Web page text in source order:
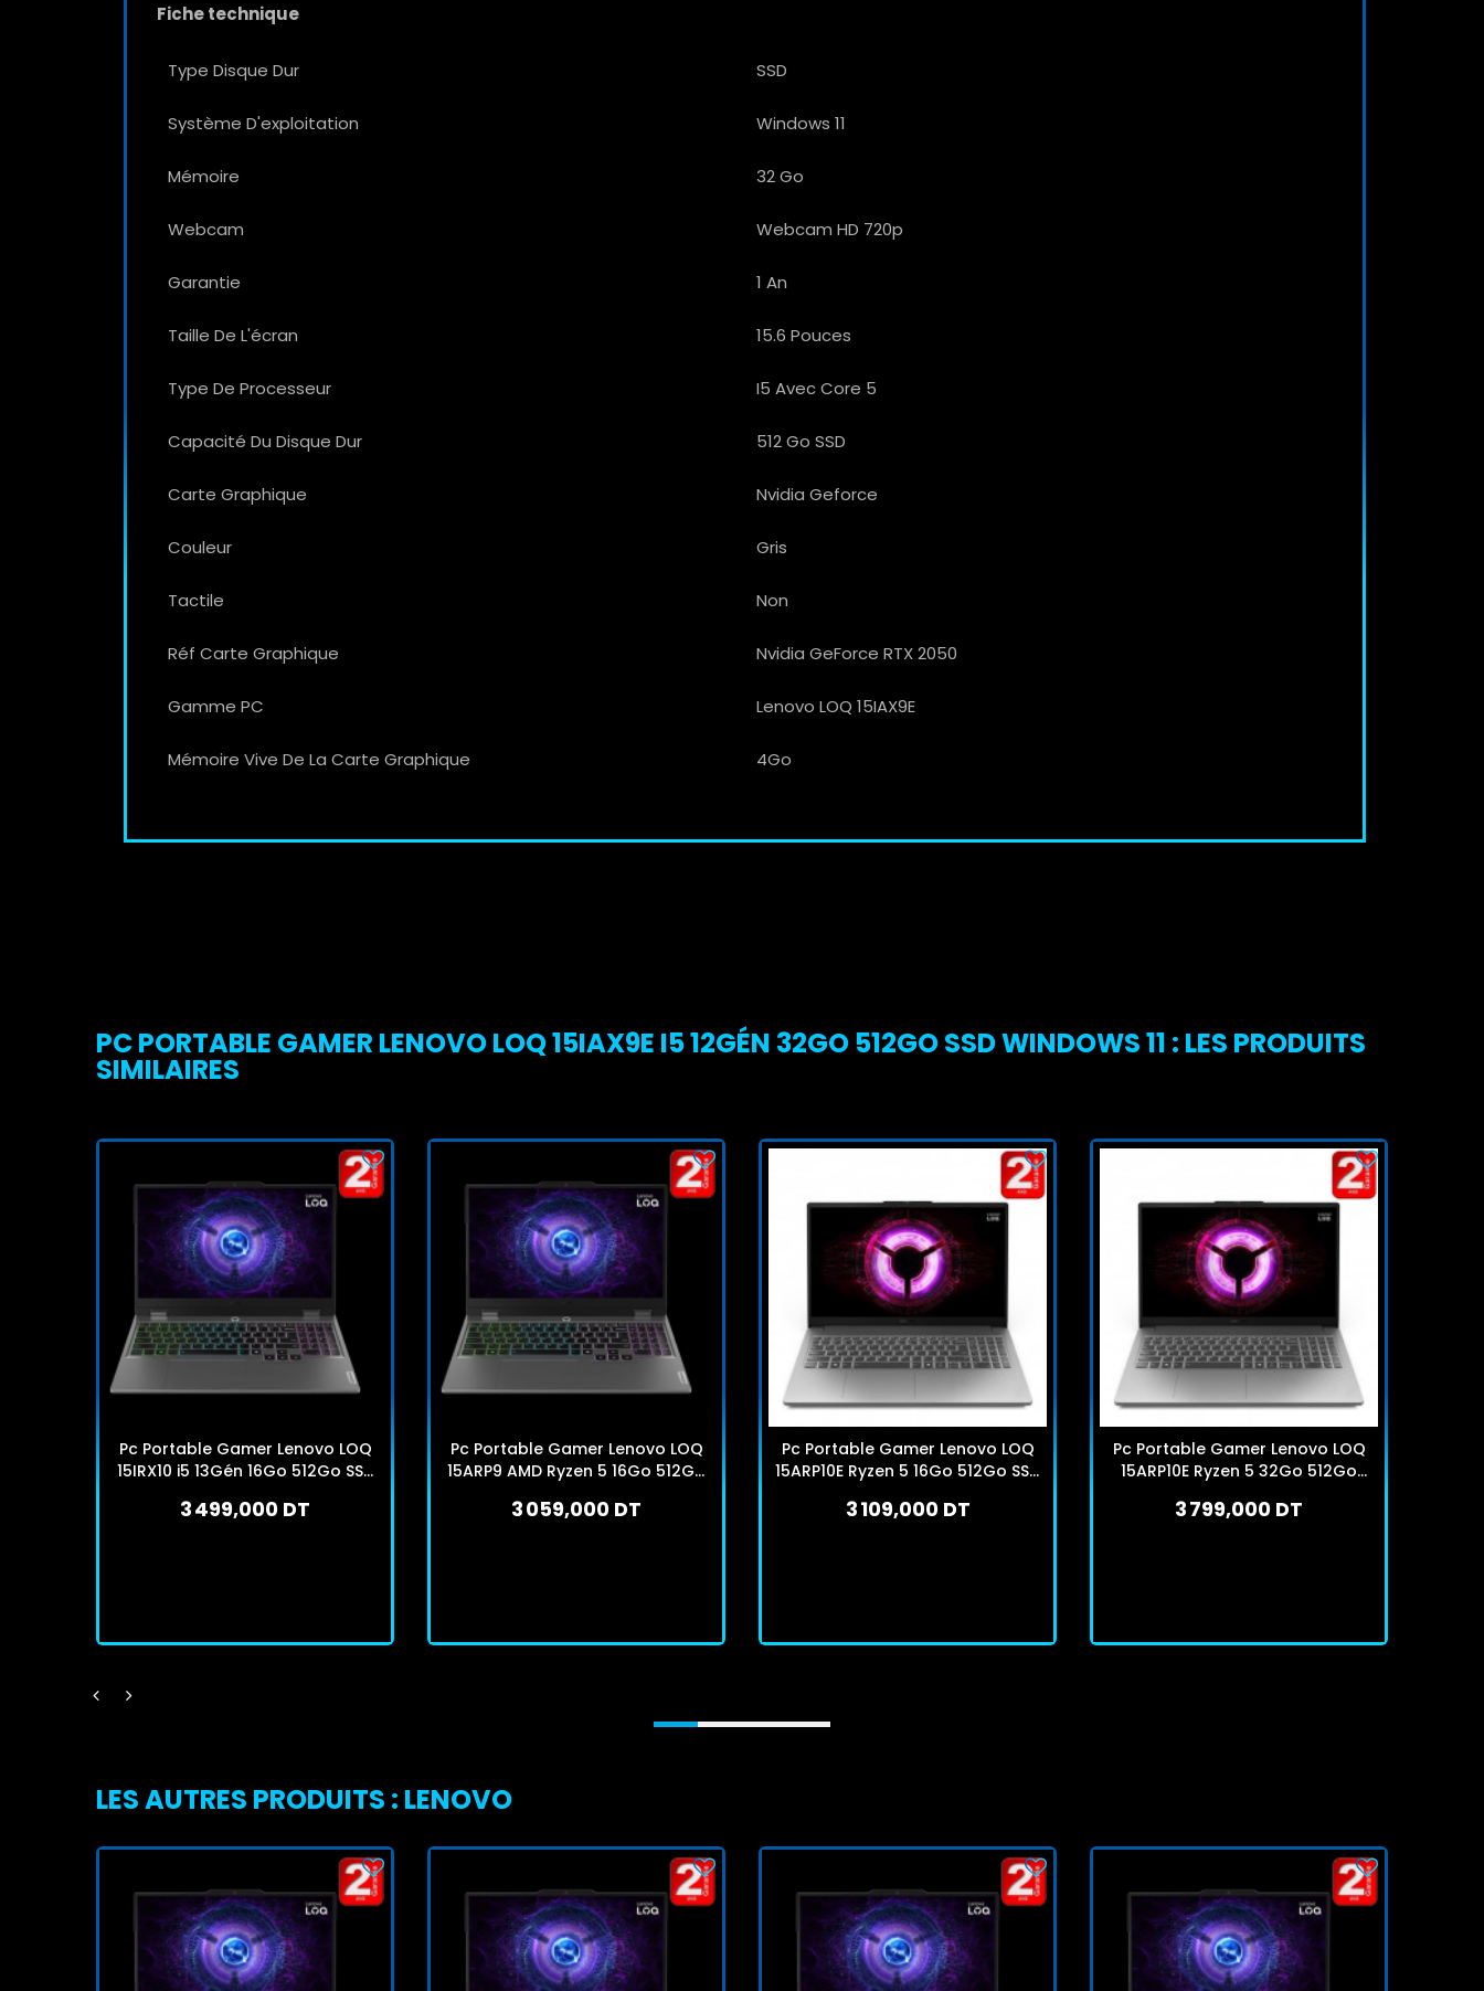
Fiche technique
Type Disque Dur SSD
Système D'exploitation Windows 11
Mémoire 32 Go
Webcam Webcam HD 720p
Garantie 1 An
Taille De L'écran 15.6 Pouces
Type De Processeur I5 Avec Core 5
Capacité Du Disque Dur 512 Go SSD
Carte Graphique Nvidia Geforce
Couleur Gris
Tactile Non
Réf Carte Graphique Nvidia GeForce RTX 2050
Gamme PC Lenovo LOQ 15IAX9E
Mémoire Vive De La Carte Graphique 4Go
PC PORTABLE GAMER LENOVO LOQ 15IAX9E I5 12GÉN 32GO 512GO SSD WINDOWS 11 : LES PRODUITS
SIMILAIRES
Pc Portable Gamer Lenovo LOQ
15IRX10 i5 13Gén 16Go 512Go SSD
3 499,000 DT
Pc Portable Gamer Lenovo LOQ
15ARP9 AMD Ryzen 5 16Go 512Go
3 059,000 DT
Pc Portable Gamer Lenovo LOQ
15ARP10E Ryzen 5 16Go 512Go SSD
3 109,000 DT
Pc Portable Gamer Lenovo LOQ
15ARP10E Ryzen 5 32Go 512Go
3 799,000 DT
LES AUTRES PRODUITS : LENOVO